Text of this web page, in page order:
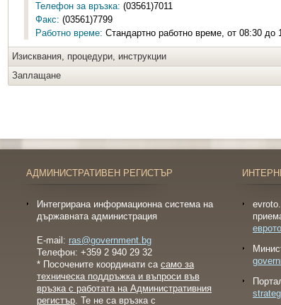
Телефон за връзка: (03561)7011
Факс: (03561)7799
Работно време: Стандартно работно време, от 08:30 до
Изисквания, процедури, инструкции
Заплащане
АДМИНИСТРАТИВЕН РЕГИСТЪР
Интегрирана информационна система на
държавната администрация
E-mail: ras@government.bg
Телефон: +359 2 940 29 32
* Посочените координати са само за
техническа поддръжка и въпроси във
връзка с работата на Административния
регистър. Те не са връзка с